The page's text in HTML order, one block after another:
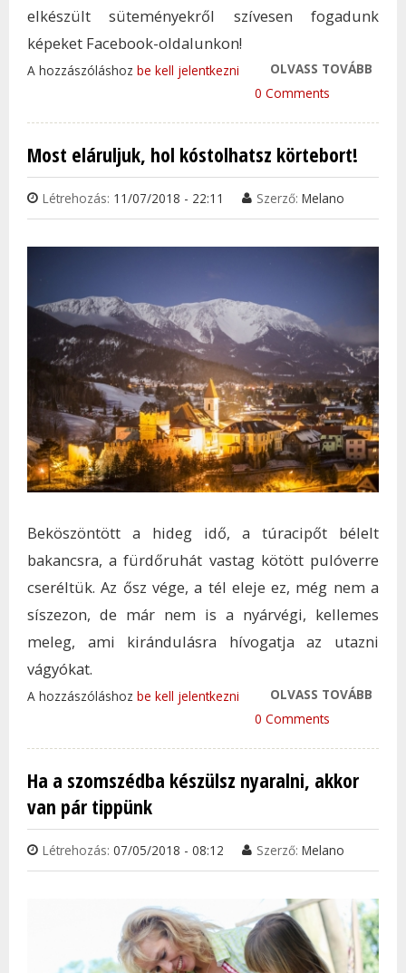
elkészült süteményekről szívesen fogadunk
képeket Facebook-oldalunkon!
OLVASS TOVÁBB
A hozzászóláshoz be kell jelentkezni
0 Comments
Most eláruljuk, hol kóstolhatsz körtebort!
Létrehozás: 11/07/2018 - 22:11 Szerző: Melano
Beköszöntött a hideg idő, a túracipőt bélelt
bakancsra, a fürdőruhát vastag kötött pulóverre
cseréltük. Az ősz vége, a tél eleje ez, még nem a
síszezon, de már nem is a nyárvégi, kellemes
meleg, ami kirándulásra hívogatja az utazni
vágyókat.
OLVASS TOVÁBB
A hozzászóláshoz be kell jelentkezni
0 Comments
Ha a szomszédba készülsz nyaralni, akkor
van pár tippünk
Létrehozás: 07/05/2018 - 08:12 Szerző: Melano